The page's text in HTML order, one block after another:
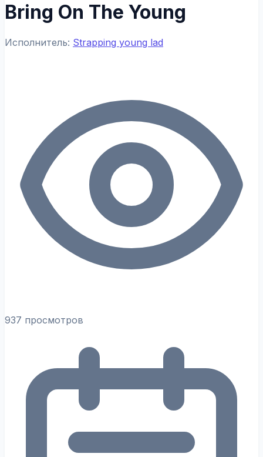
Bring On The Young
Исполнитель: Strapping young lad
937 просмотров